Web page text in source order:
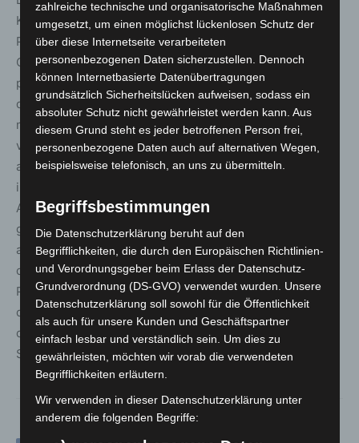
Kevin Schnee freuen sich über ihren Abschluss als
Pflegefachkraft. Auch wenn der Start unter
Coronabedingungen schwierig war, konnten sie viele
praktische Erfahrungen sammeln: „Ich habe vor allem bei
den Pflegeeinsätzen auf den Stationen viel gelernt und
mitgenommen, so dass ich mich gut auf den Beruf
vorbereitet fühle“, sagt Ninke Huchthausen (23). Sie hat
als Schwerpunkt die Kinderheilkunde gewählt und wird
in der Kinderklinik der MHH als Pflegefachkraft arbeiten.
Auch Kevin Schnee (23) blickt zufrieden auf die
generalistische Pflegeausbildung zurück: „Ich wurde gut
an die Hand genommen und habe viel Neues gelernt, so
dass ich mich jetzt auf meinen Einsatz in der Klinischen
Psychiatrie der MHH freue“, zieht er ein Fazit. Hier und
da hätten sich beide noch mehr Einblick gewünscht, aber
dafür fehlte die Zeit. Jetzt beginnt für sie die
Spezialisierung im Berufsleben.
zahlreiche technische und organisatorische Maßnahmen
umgesetzt, um einen möglichst lückenlosen Schutz der
über diese Internetseite verarbeiteten
personenbezogenen Daten sicherzustellen. Dennoch
können Internetbasierte Datenübertragungen
grundsätzlich Sicherheitslücken aufweisen, sodass ein
absoluter Schutz nicht gewährleistet werden kann. Aus
diesem Grund steht es jeder betroffenen Person frei,
personenbezogene Daten auch auf alternativen Wegen,
beispielsweise telefonisch, an uns zu übermitteln.
Begriffsbestimmungen
Die Datenschutzerklärung beruht auf den
Begrifflichkeiten, die durch den Europäischen Richtlinien-
und Verordnungsgeber beim Erlass der Datenschutz-
Grundverordnung (DS-GVO) verwendet wurden. Unsere
Datenschutzerklärung soll sowohl für die Öffentlichkeit
als auch für unsere Kunden und Geschäftspartner
einfach lesbar und verständlich sein. Um dies zu
gewährleisten, möchten wir vorab die verwendeten
Begrifflichkeiten erläutern.
Wir verwenden in dieser Datenschutzerklärung unter
anderem die folgenden Begriffe: